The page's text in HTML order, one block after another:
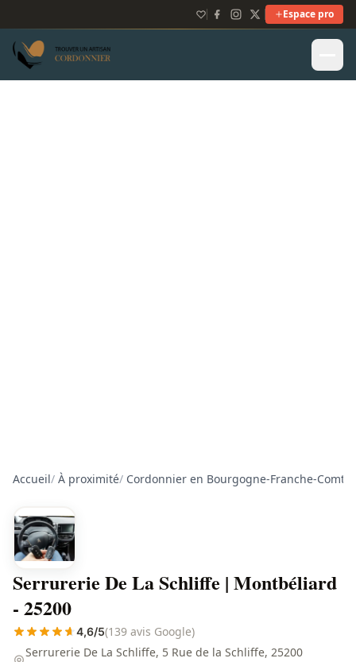
Espace pro
Accueil/ À proximité/ Cordonnier en Bourgogne-Franche-Comté
Serrurerie De La Schliffe | Montbéliard
- 25200
4,6/5(139 avis Google)
Serrurerie De La Schliffe, 5 Rue de la Schliffe, 25200